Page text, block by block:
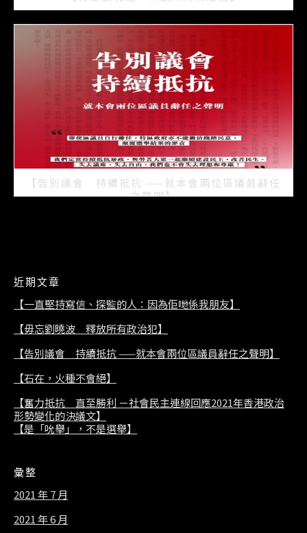
【告別議會 持續抵抗 ——就本會兩位區議員辭任
之聲明】
近期文章
【一直堅持寫信、探監的人：因為佢哋係我朋友】
【毋忘劉曉波 釋放所有政治犯】
【告別議會 持續抵抗 ——就本會兩位區議員辭任之聲明】
【石在，火種不會絕】
【奮力抵抗 直至勝利 －社會民主連線回應2021年香港政治
形勢變化的決議文】
【是「吮舉」，不是選舉】
彙整
2021 年 7 月
2021 年 6 月